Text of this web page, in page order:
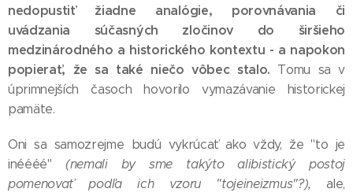
nedopustiť žiadne analógie, porovnávania či
uvádzania súčasných zločinov do širšieho
medzinárodného a historického kontextu - a napokon
popierať, že sa také niečo vôbec stalo. Tomu sa v
úprimnejších časoch hovorilo vymazávanie historickej
pamäte.
Oni sa samozrejme budú vykrúcať ako vždy, že "to je
inéééé" (nemali by sme takýto alibistický postoj
pomenovať podľa ich vzoru "tojeineizmus"?), ale,